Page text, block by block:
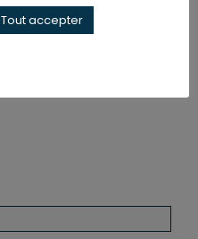
Agenda du lundi 13
juillet au dimanche 19
Tout accepter